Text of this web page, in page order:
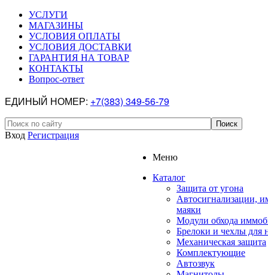
УСЛУГИ
МАГАЗИНЫ
УСЛОВИЯ ОПЛАТЫ
УСЛОВИЯ ДОСТАВКИ
ГАРАНТИЯ НА ТОВАР
КОНТАКТЫ
Вопрос-ответ
ЕДИНЫЙ НОМЕР: +7(383) 349-56-79
Вход Регистрация
Меню
Каталог
Защита от угона
Автосигнализации,
маяки
Модули обхода
Брелоки и чехлы для
Механическая защита
Комплектующие
Автозвук